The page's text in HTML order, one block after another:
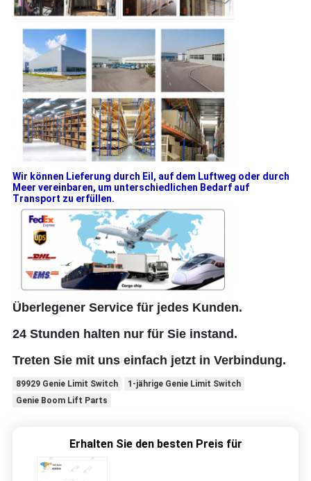
Wir können Lieferung durch Eil, auf dem Luftweg oder durch
Meer vereinbaren, um unterschiedlichen Bedarf auf
Transport zu erfüllen.
Überlegener Service für jedes Kunden.
24 Stunden halten nur für Sie instand.
Treten Sie mit uns einfach jetzt in Verbindung.
89929 Genie Limit Switch
1-jährige Genie Limit Switch
Genie Boom Lift Parts
Erhalten Sie den besten Preis für